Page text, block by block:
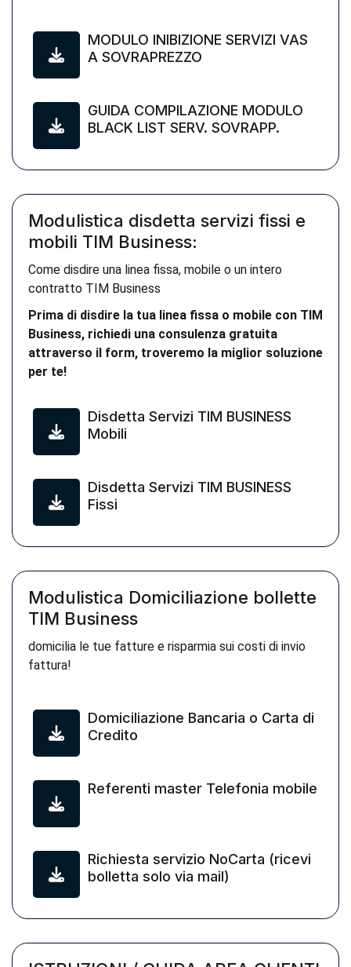
MODULO INIBIZIONE SERVIZI VAS
A SOVRAPREZZO
GUIDA COMPILAZIONE MODULO
BLACK LIST SERV. SOVRAPP.
Modulistica disdetta servizi fissi e
mobili TIM Business:
Come disdire una linea fissa, mobile o un intero
contratto TIM Business
Prima di disdire la tua linea fissa o mobile con TIM
Business, richiedi una consulenza gratuita
attraverso il form, troveremo la miglior soluzione
per te!
Disdetta Servizi TIM BUSINESS
Mobili
Disdetta Servizi TIM BUSINESS
Fissi
Modulistica Domiciliazione bollette
TIM Business
domicilia le tue fatture e risparmia sui costi di invio
fattura!
Domiciliazione Bancaria o Carta di
Credito
Referenti master Telefonia mobile
Richiesta servizio NoCarta (ricevi
bolletta solo via mail)